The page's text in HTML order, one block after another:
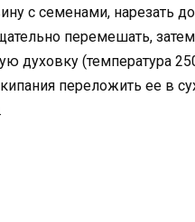
с семенами, нарезать
перемешать,
духовку (температура
переложить ее в